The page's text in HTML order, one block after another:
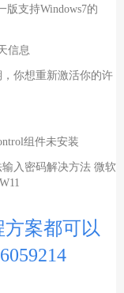
版支持Windows7的
信息
你想重新激活你的许
组件未安装
入密码解决方法 微软
案都可以